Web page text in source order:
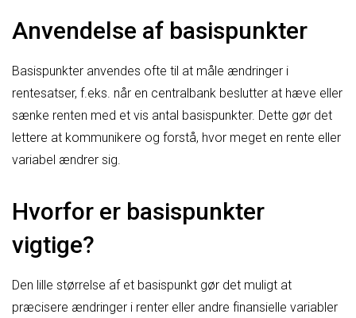
Anvendelse af basispunkter
Basispunkter anvendes ofte til at måle ændringer i
rentesatser, f.eks. når en centralbank beslutter at hæve eller
sænke renten med et vis antal basispunkter. Dette gør det
lettere at kommunikere og forstå, hvor meget en rente eller
variabel ændrer sig.
Hvorfor er basispunkter
vigtige?
Den lille størrelse af et basispunkt gør det muligt at
præcisere ændringer i renter eller andre finansielle variabler